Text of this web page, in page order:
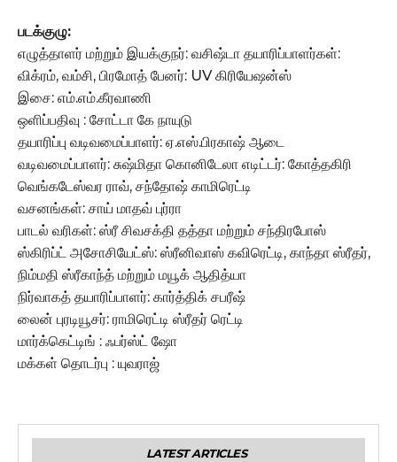
படக்குழு:
எழுத்தாளர் மற்றும் இயக்குநர்: வசிஷ்டா தயாரிப்பாளர்கள்:
விக்ரம், வம்சி, பிரமோத் பேனர்: UV கிரியேஷன்ஸ்
இசை: எம்.எம்.கீரவாணி
ஒளிப்பதிவு : சோட்டா கே நாயுடு
தயாரிப்பு வடிவமைப்பாளர்: ஏ.எஸ்.பிரகாஷ் ஆடை
வடிவமைப்பாளர்: சுஷ்மிதா கொனிடேலா எடிட்டர்: கோத்தகிரி
வெங்கடேஸ்வர ராவ், சந்தோஷ் காமிரெட்டி
வசனங்கள்: சாய் மாதவ் புர்ரா
பாடல் வரிகள்: ஸ்ரீ சிவசக்தி தத்தா மற்றும் சந்திரபோஸ்
ஸ்கிரிப்ட் அசோசியேட்ஸ்: ஸ்ரீனிவாஸ் கவிரெட்டி, காந்தா ஸ்ரீதர்,
நிம்மதி ஸ்ரீகாந்த் மற்றும் மயூக் ஆதித்யா
நிர்வாகத் தயாரிப்பாளர்: கார்த்திக் சபரீஷ்
லைன் புரடியூசர்: ராமிரெட்டி ஸ்ரீதர் ரெட்டி
மார்க்கெட்டிங் : ஃபர்ஸ்ட் ஷோ
மக்கள் தொடர்பு : யுவராஜ்
LATEST ARTICLES